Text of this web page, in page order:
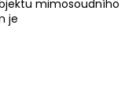
mimosoudního
je